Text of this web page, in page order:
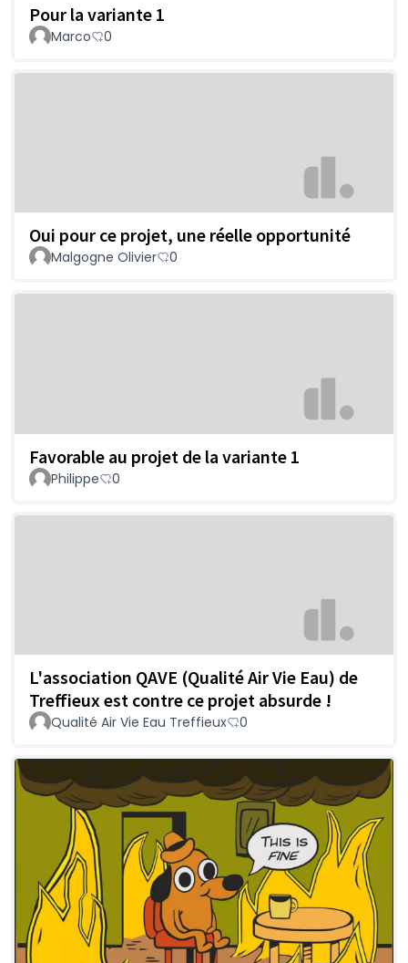
Pour la variante 1
Marco 0
Oui pour ce projet, une réelle opportunité
Malgogne Olivier 0
Favorable au projet de la variante 1
Philippe 0
L'association QAVE (Qualité Air Vie Eau) de
Treffieux est contre ce projet absurde !
Qualité Air Vie Eau Treffieux 0